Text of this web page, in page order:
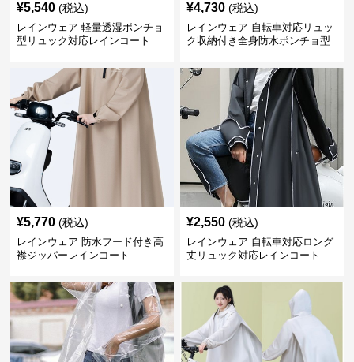
¥5,540 (税込)
レインウェア 軽量透湿ポンチョ
型リュック対応レインコート
¥4,730 (税込)
レインウェア 自転車対応リュッ
ク収納付き全身防水ポンチョ型
¥5,770 (税込)
レインウェア 防水フード付き高
襟ジッパーレインコート
¥2,550 (税込)
レインウェア 自転車対応ロング
丈リュック対応レインコート